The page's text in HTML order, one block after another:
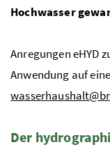
Hochwasser
AnregungeneHYD
Anwendung auf
Der